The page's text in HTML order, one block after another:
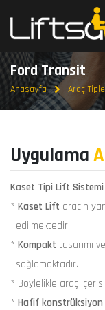
Ford Transit
Anasayfa Araç
Uygulama
Kaset Tipi Lift Sistemi
* Kaset Lift aracın
edilmektedir.
* Kompakt tasarımı
sağlamaktadır.
* Böylelikle araç
* Hafif konstrüksiyon